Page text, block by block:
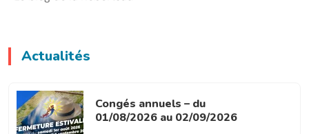
Actualités
Congés annuels – du
01/08/2026 au 02/09/2026